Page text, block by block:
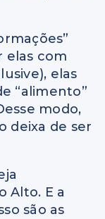
elas com
elas
“alimento”
modo,
deixa de ser
Alto. E a
são as